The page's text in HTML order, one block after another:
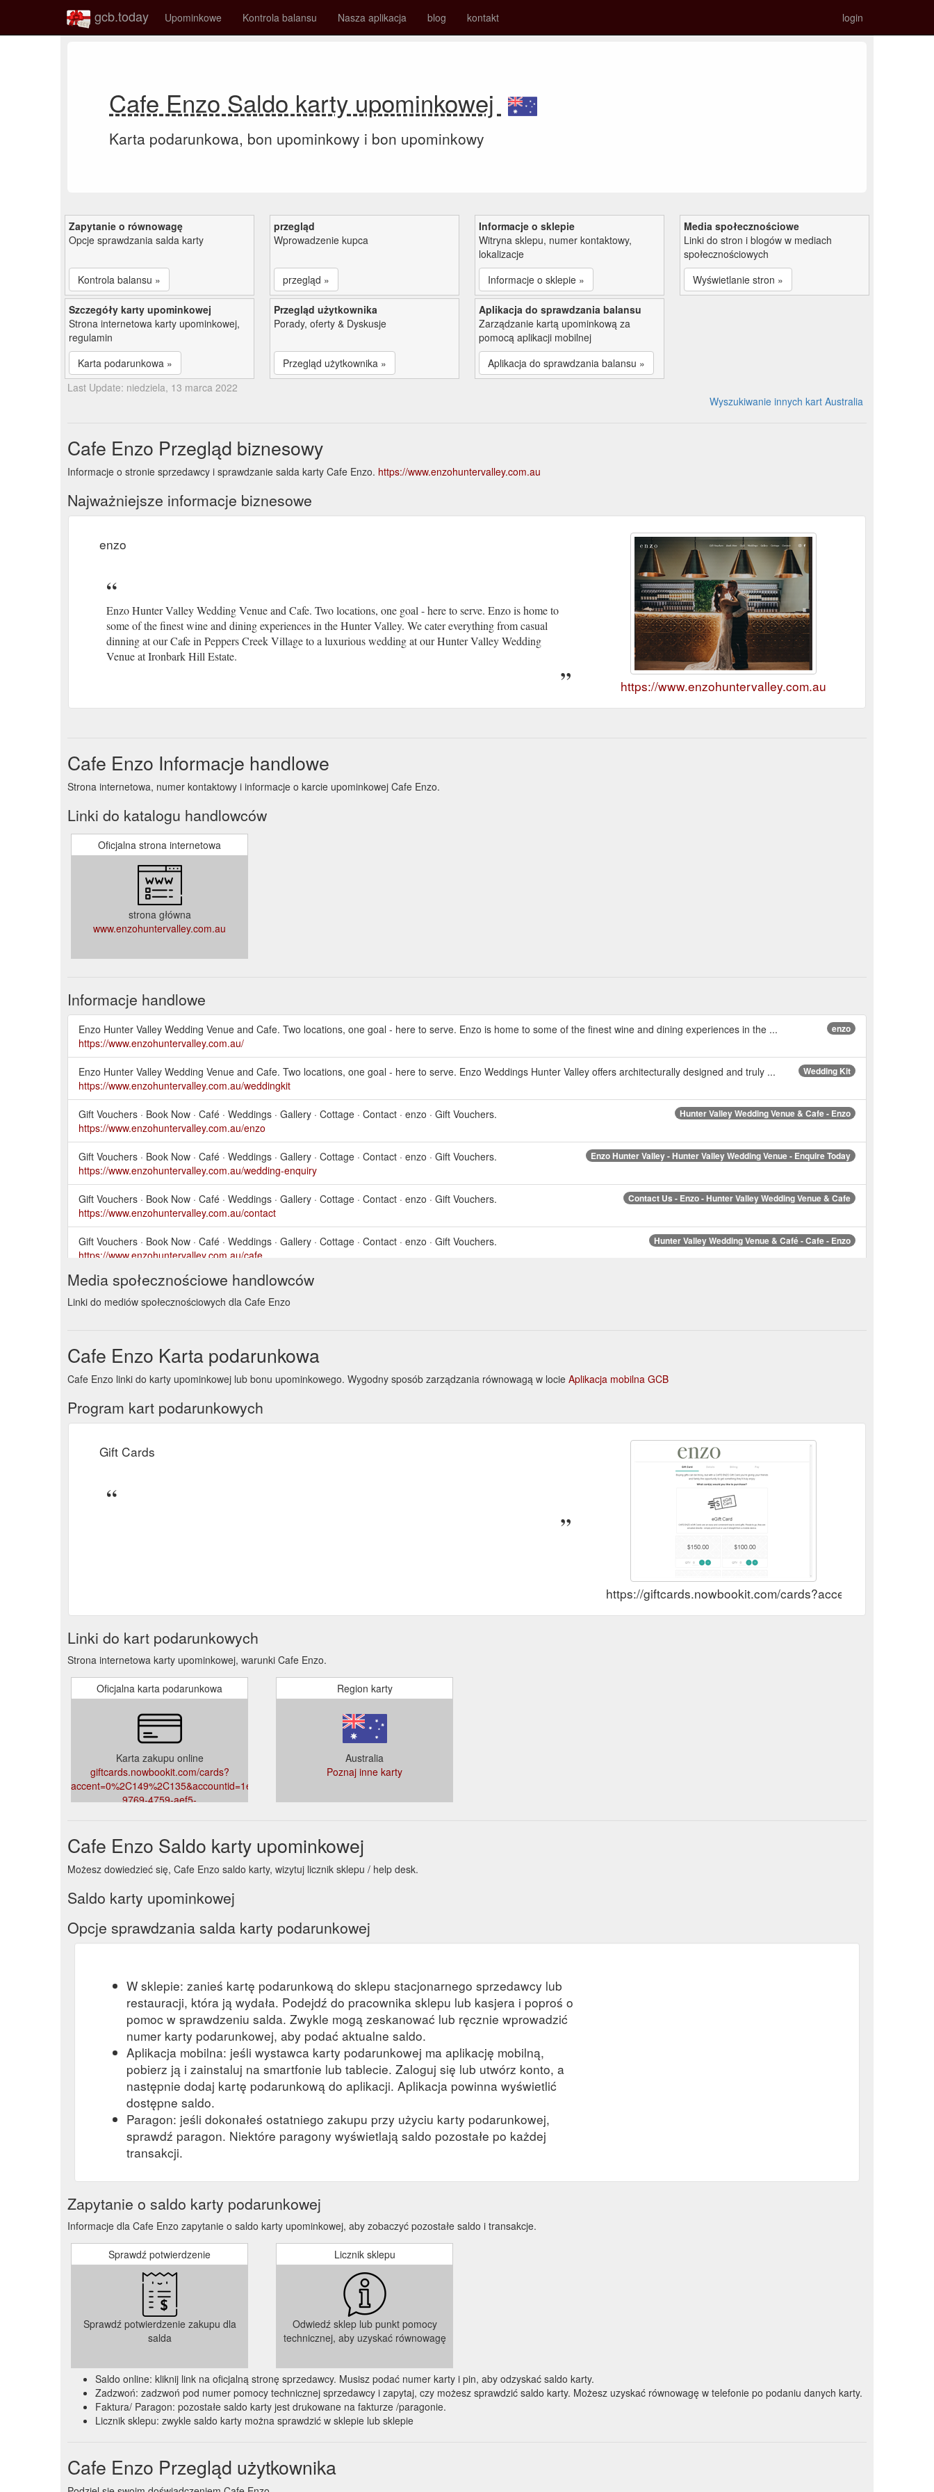
gcb.today Upominkowe Kontrola balansu Nasza aplikacja blog kontakt login
Cafe Enzo Saldo karty upominkowej
Karta podarunkowa, bon upominkowy i bon upominkowy
Zapytanie o równowagę
Opcje sprawdzania salda karty
Kontrola balansu »
przegląd
Wprowadzenie kupca
przegląd »
Informacje o sklepie
Witryna sklepu, numer kontaktowy,
lokalizacje
Informacje o sklepie »
Media społecznościowe
Linki do stron i blogów w mediach
społecznościowych
Wyświetlanie stron »
Szczegóły karty upominkowej
Strona internetowa karty upominkowej,
regulamin
Karta podarunkowa »
Przegląd użytkownika
Porady, oferty & Dyskusje
Przegląd użytkownika »
Aplikacja do sprawdzania balansu
Zarządzanie kartą upominkową za
pomocą aplikacji mobilnej
Aplikacja do sprawdzania balansu »
Last Update: niedziela, 13 marca 2022
Wyszukiwanie innych kart Australia
Cafe Enzo Przegląd biznesowy
Informacje o stronie sprzedawcy i sprawdzanie salda karty Cafe Enzo. https://www.enzohuntervalley.com.au
Najważniejsze informacje biznesowe
enzo
Enzo Hunter Valley Wedding Venue and Cafe. Two locations, one goal - here to serve. Enzo is home to
some of the finest wine and dining experiences in the Hunter Valley. We cater everything from casual
dinning at our Cafe in Peppers Creek Village to a luxurious wedding at our Hunter Valley Wedding
Venue at Ironbark Hill Estate.
https://www.enzohuntervalley.com.au
Cafe Enzo Informacje handlowe
Strona internetowa, numer kontaktowy i informacje o karcie upominkowej Cafe Enzo.
Linki do katalogu handlowców
Oficjalna strona internetowa
strona główna
www.enzohuntervalley.com.au
Informacje handlowe
enzo
Enzo Hunter Valley Wedding Venue and Cafe. Two locations, one goal - here to serve. Enzo is home to some of the finest wine and dining experiences in the ...
https://www.enzohuntervalley.com.au/
Wedding Kit
Enzo Hunter Valley Wedding Venue and Cafe. Two locations, one goal - here to serve. Enzo Weddings Hunter Valley offers architecturally designed and truly ...
https://www.enzohuntervalley.com.au/weddingkit
Hunter Valley Wedding Venue & Cafe - Enzo
Gift Vouchers · Book Now · Café · Weddings · Gallery · Cottage · Contact · enzo · Gift Vouchers.
https://www.enzohuntervalley.com.au/enzo
Enzo Hunter Valley - Hunter Valley Wedding Venue - Enquire Today
Gift Vouchers · Book Now · Café · Weddings · Gallery · Cottage · Contact · enzo · Gift Vouchers.
https://www.enzohuntervalley.com.au/wedding-enquiry
Contact Us - Enzo - Hunter Valley Wedding Venue & Cafe
Gift Vouchers · Book Now · Café · Weddings · Gallery · Cottage · Contact · enzo · Gift Vouchers.
https://www.enzohuntervalley.com.au/contact
Hunter Valley Wedding Venue & Café - Cafe - Enzo
Gift Vouchers · Book Now · Café · Weddings · Gallery · Cottage · Contact · enzo · Gift Vouchers.
https://www.enzohuntervalley.com.au/cafe
Media społecznościowe handlowców
Linki do mediów społecznościowych dla Cafe Enzo
Cafe Enzo Karta podarunkowa
Cafe Enzo linki do karty upominkowej lub bonu upominkowego. Wygodny sposób zarządzania równowagą w locie Aplikacja mobilna GCB
Program kart podarunkowych
Gift Cards
https://giftcards.nowbookit.com/
Linki do kart podarunkowych
Strona internetowa karty upominkowej, warunki Cafe Enzo.
Oficjalna karta podarunkowa
Karta zakupu online
giftcards.nowbookit.com/cards?
accent=0%2C149%2C135&accountid=1edb7278-
9769-4759-aef5-
Region karty
Australia
Poznaj inne karty
Cafe Enzo Saldo karty upominkowej
Możesz dowiedzieć się, Cafe Enzo saldo karty, wizytuj licznik sklepu / help desk.
Saldo karty upominkowej
Opcje sprawdzania salda karty podarunkowej
W sklepie: zanieś kartę podarunkową do sklepu stacjonarnego sprzedawcy lub
restauracji, która ją wydała. Podejdź do pracownika sklepu lub kasjera i poproś o
pomoc w sprawdzeniu salda. Zwykle mogą zeskanować lub ręcznie wprowadzić
numer karty podarunkowej, aby podać aktualne saldo.
Aplikacja mobilna: jeśli wystawca karty podarunkowej ma aplikację mobilną,
pobierz ją i zainstaluj na smartfonie lub tablecie. Zaloguj się lub utwórz konto, a
następnie dodaj kartę podarunkową do aplikacji. Aplikacja powinna wyświetlić
dostępne saldo.
Paragon: jeśli dokonałeś ostatniego zakupu przy użyciu karty podarunkowej,
sprawdź paragon. Niektóre paragony wyświetlają saldo pozostałe po każdej
transakcji.
Zapytanie o saldo karty podarunkowej
Informacje dla Cafe Enzo zapytanie o saldo karty upominkowej, aby zobaczyć pozostałe saldo i transakcje.
Sprawdź potwierdzenie
Sprawdź potwierdzenie zakupu dla
salda
Licznik sklepu
Odwiedź sklep lub punkt pomocy
technicznej, aby uzyskać równowagę
Saldo online: kliknij link na oficjalną stronę sprzedawcy. Musisz podać numer karty i pin, aby odzyskać saldo karty.
Zadzwoń: zadzwoń pod numer pomocy technicznej sprzedawcy i zapytaj, czy możesz sprawdzić saldo karty. Możesz uzyskać równowagę w telefonie po podaniu danych karty.
Faktura/ Paragon: pozostałe saldo karty jest drukowane na fakturze /paragonie.
Licznik sklepu: zwykle saldo karty można sprawdzić w sklepie lub sklepie
Cafe Enzo Przegląd użytkownika